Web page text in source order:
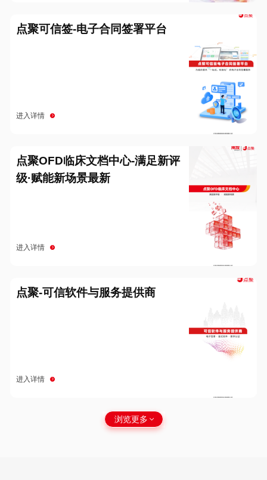
点聚可信签-电子合同签署平台
进入详情
点聚OFD临床文档中心-满足新评
级·赋能新场景最新
进入详情
点聚-可信软件与服务提供商
进入详情
浏览更多